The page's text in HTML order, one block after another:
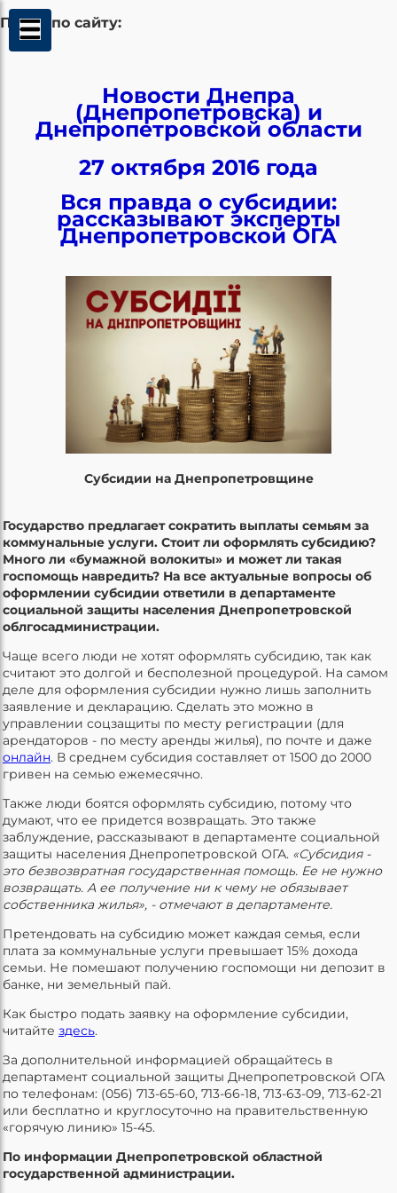
Поиск по сайту:
Новости Днепра
(Днепропетровска) и
Днепропетровской области
27 октября 2016 года
Вся правда о субсидии:
рассказывают эксперты
Днепропетровской ОГА
Субсидии на Днепропетровщине
Государство предлагает сократить выплаты семьям за
коммунальные услуги. Стоит ли оформлять субсидию?
Много ли «бумажной волокиты» и может ли такая
госпомощь навредить? На все актуальные вопросы об
оформлении субсидии ответили в департаменте
социальной защиты населения Днепропетровской
облгосадминистрации.
Чаще всего люди не хотят оформлять субсидию, так как
считают это долгой и бесполезной процедурой. На самом
деле для оформления субсидии нужно лишь заполнить
заявление и декларацию. Сделать это можно в
управлении соцзащиты по месту регистрации (для
арендаторов - по месту аренды жилья), по почте и даже
онлайн. В среднем субсидия составляет от 1500 до 2000
гривен на семью ежемесячно.
Также люди боятся оформлять субсидию, потому что
думают, что ее придется возвращать. Это также
заблуждение, рассказывают в департаменте социальной
защиты населения Днепропетровской ОГА. «Субсидия -
это безвозвратная государственная помощь. Ее не нужно
возвращать. А ее получение ни к чему не обязывает
собственника жилья», - отмечают в департаменте.
Претендовать на субсидию может каждая семья, если
плата за коммунальные услуги превышает 15% дохода
семьи. Не помешают получению госпомощи ни депозит в
банке, ни земельный пай.
Как быстро подать заявку на оформление субсидии,
читайте здесь.
За дополнительной информацией обращайтесь в
департамент социальной защиты Днепропетровской ОГА
по телефонам: (056) 713-65-60, 713-66-18, 713-63-09, 713-62-21
или бесплатно и круглосуточно на правительственную
«горячую линию» 15-45.
По информации Днепропетровской областной
государственной администрации.